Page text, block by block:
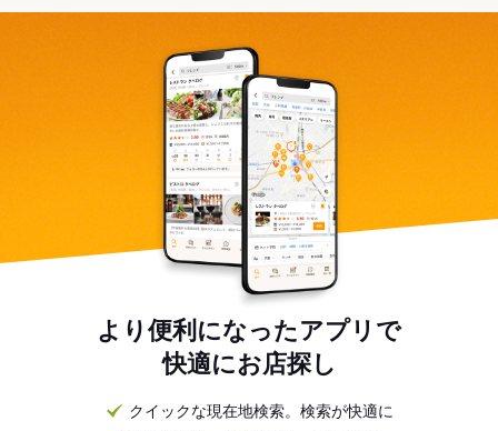
より便利になったアプリで
快適にお店探し
クイックな現在地検索。検索が快適に